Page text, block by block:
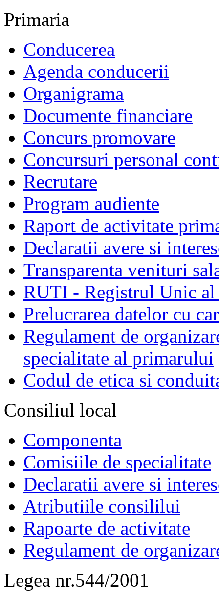
Primaria
Conducerea
Agenda conducerii
Organigrama
Documente financiare
Concurs promovare
Concursuri personal
Recrutare
Program audiente
Raport de activitate
Declaratii avere si
Transparenta venituri
RUTI - Registrul Unic al
Prelucrarea datelor cu
Regulament de
specialitate al primarului
Codul de etica si
Consiliul local
Componenta
Comisiile de specialitate
Declaratii avere si
Atributiile consililui
Rapoarte de activitate
Regulament de
Legea nr.544/2001